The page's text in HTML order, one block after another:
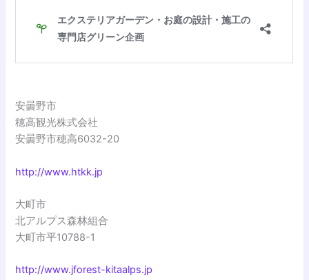
安曇野市
穂高観光株式会社
安曇野市穂高6032-20
http://www.htkk.jp
大町市
北アルプス森林組合
大町市平10788-1
http://www.jforest-kitaalps.jp